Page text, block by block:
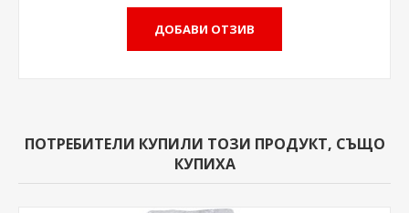
ПОТРЕБИТЕЛИ КУПИЛИ ТОЗИ ПРОДУКТ, СЪЩО
КУПИХА